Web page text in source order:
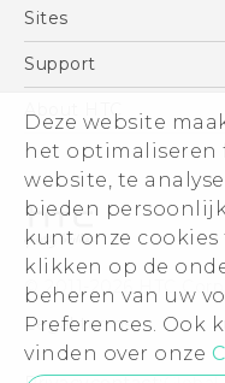
Deze website
het
website, te
bieden
kunt onze
klikken op de
beheren van uw
Preferences. Ook
vinden over onze
Deutsch -
English
English -
Telefoons
Vive
Accessoires
Sites
HTC Vive
Aan de slag
Support
Support voor
About HTC
ESG
Informatie over het
Voor beleggers
Cookie Preferences
Vacatures
Security and
© 2011-2026 HTC
Legal terms